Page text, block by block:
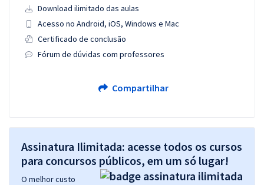
Download ilimitado das aulas
Acesso no Android, iOS, Windows e Mac
Certificado de conclusão
Fórum de dúvidas com professores
Compartilhar
Assinatura Ilimitada: acesse todos os cursos
para concursos públicos, em um só lugar!
O melhor custo